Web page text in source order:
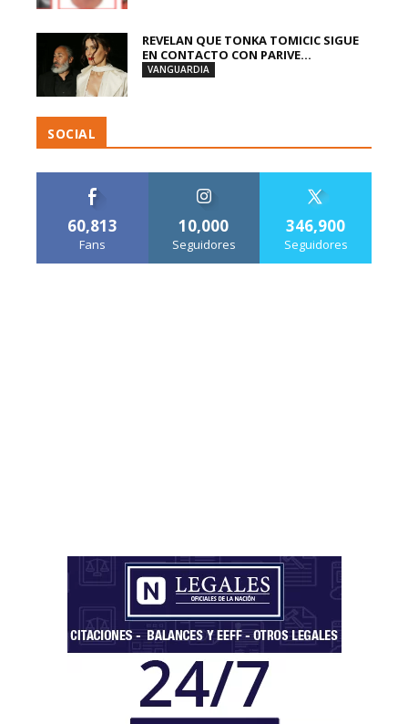
REVELAN QUE TONKA TOMICIC SIGUE
EN CONTACTO CON PARIVE...
VANGUARDIA
SOCIAL
60,813
Fans
10,000
Seguidores
346,900
Seguidores